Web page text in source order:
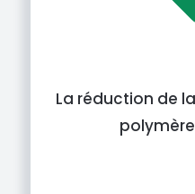
La réduction de